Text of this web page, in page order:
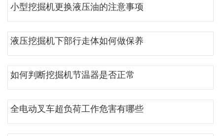
小型挖掘机更换液压油的注意事项
液压挖掘机下部行走体如何做保养
如何判断挖掘机节温器是否正常
全电动叉车超负荷工作危害有哪些